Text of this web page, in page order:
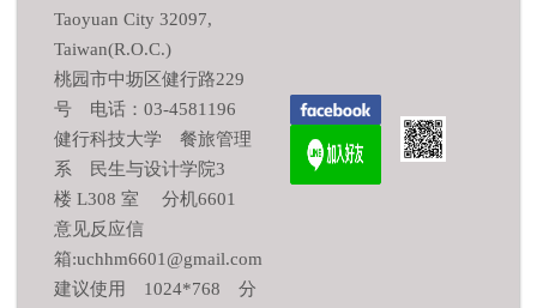
Taoyuan City 32097,
Taiwan(R.O.C.)
桃园市中坜区健行路229
号 电话：03-4581196
健行科技大学 餐旅管理
系 民生与设计学院3
楼 L308 室 分机6601
意见反应信
箱:uchhm6601@gmail.com
建议使用 1024*768 分